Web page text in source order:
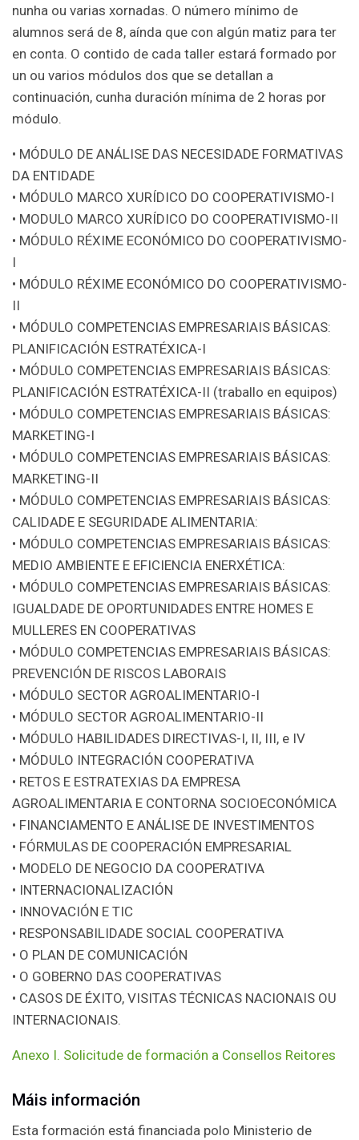
nunha ou varias xornadas. O número mínimo de
alumnos será de 8, aínda que con algún matiz para ter
en conta. O contido de cada taller estará formado por
un ou varios módulos dos que se detallan a
continuación, cunha duración mínima de 2 horas por
módulo.
• MÓDULO DE ANÁLISE DAS NECESIDADE FORMATIVAS
DA ENTIDADE
• MÓDULO MARCO XURÍDICO DO COOPERATIVISMO-I
• MODULO MARCO XURÍDICO DO COOPERATIVISMO-II
• MÓDULO RÉXIME ECONÓMICO DO COOPERATIVISMO-
I
• MÓDULO RÉXIME ECONÓMICO DO COOPERATIVISMO-
II
• MÓDULO COMPETENCIAS EMPRESARIAIS BÁSICAS:
PLANIFICACIÓN ESTRATÉXICA-I
• MÓDULO COMPETENCIAS EMPRESARIAIS BÁSICAS:
PLANIFICACIÓN ESTRATÉXICA-II (traballo en equipos)
• MÓDULO COMPETENCIAS EMPRESARIAIS BÁSICAS:
MARKETING-I
• MÓDULO COMPETENCIAS EMPRESARIAIS BÁSICAS:
MARKETING-II
• MÓDULO COMPETENCIAS EMPRESARIAIS BÁSICAS:
CALIDADE E SEGURIDADE ALIMENTARIA:
• MÓDULO COMPETENCIAS EMPRESARIAIS BÁSICAS:
MEDIO AMBIENTE E EFICIENCIA ENERXÉTICA:
• MÓDULO COMPETENCIAS EMPRESARIAIS BÁSICAS:
IGUALDADE DE OPORTUNIDADES ENTRE HOMES E
MULLERES EN COOPERATIVAS
• MÓDULO COMPETENCIAS EMPRESARIAIS BÁSICAS:
PREVENCIÓN DE RISCOS LABORAIS
• MÓDULO SECTOR AGROALIMENTARIO-I
• MÓDULO SECTOR AGROALIMENTARIO-II
• MÓDULO HABILIDADES DIRECTIVAS-I, II, III, e IV
• MÓDULO INTEGRACIÓN COOPERATIVA
• RETOS E ESTRATEXIAS DA EMPRESA
AGROALIMENTARIA E CONTORNA SOCIOECONÓMICA
• FINANCIAMENTO E ANÁLISE DE INVESTIMENTOS
• FÓRMULAS DE COOPERACIÓN EMPRESARIAL
• MODELO DE NEGOCIO DA COOPERATIVA
• INTERNACIONALIZACIÓN
• INNOVACIÓN E TIC
• RESPONSABILIDADE SOCIAL COOPERATIVA
• O PLAN DE COMUNICACIÓN
• O GOBERNO DAS COOPERATIVAS
• CASOS DE ÉXITO, VISITAS TÉCNICAS NACIONAIS OU
INTERNACIONAIS.
Anexo I. Solicitude de formación a Consellos Reitores
Máis información
Esta formación está financiada polo Ministerio de